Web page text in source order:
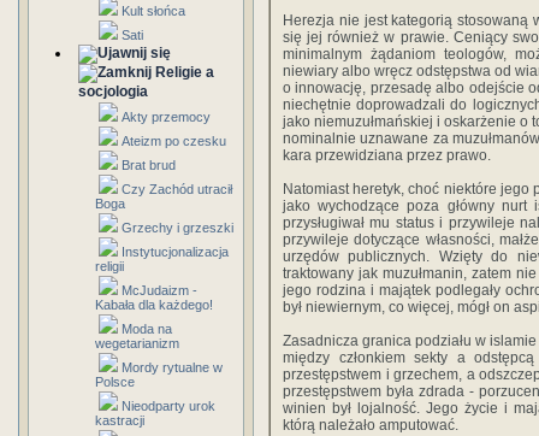
Kult słońca
Sati
Religie a
socjologia
Akty przemocy
Ateizm po czesku
Brat brud
Czy Zachód utracił
Boga
Grzechy i grzeszki
Instytucjonalizacja
religii
McJudaizm -
Kabała dla każdego!
Moda na
wegetarianizm
Mordy rytualne w
Polsce
Nieodparty urok
kastracji
Herezja nie jest kategorią stosowaną
się jej również w prawie. Ceniący
minimalnym żądaniom teologów,
niewiary albo wręcz odstępstwa od
o innowację, przesadę albo odejście
niechętnie doprowadzali do
jako niemuzułmańskiej i oskarżenie o
nominalnie uznawane za
kara przewidziana przez prawo.
Natomiast heretyk, choć niektóre jego
jako wychodzące poza główny nurt
przysługiwał mu status i przywileje
przywileje dotyczące własności,
urzędów publicznych. Wzięty do
traktowany jak muzułmanin, zatem
jego rodzina i majątek podlegały
był niewiernym, co więcej, mógł on
Zasadnicza granica podziału w
między członkiem sekty a
przestępstwem i grzechem, a
przestępstwem była zdrada -
winien był lojalność. Jego życie i
którą należało amputować.